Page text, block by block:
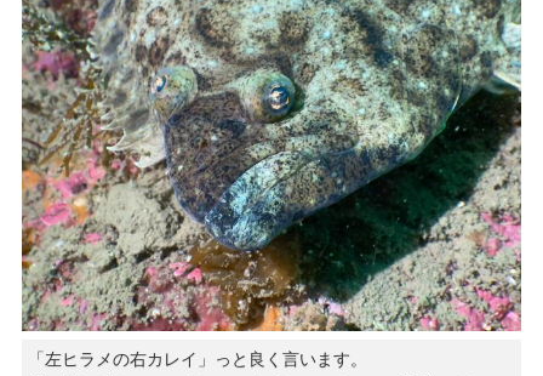
「左ヒラメの右カレイ」っと良く言います。